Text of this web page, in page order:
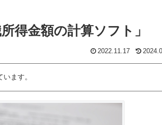
得金額の計算ソフト」
2022.11.17
ます。